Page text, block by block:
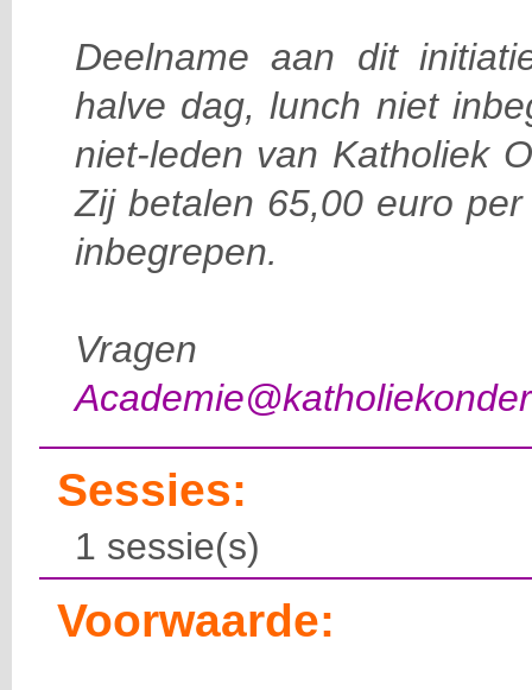
Deelname aan dit
halve dag, lunch niet
niet-leden van Katholiek
Zij betalen 65,00 euro
inbegrepen.
Vragen
Sessies:
1 sessie(s)
Voorwaarde: